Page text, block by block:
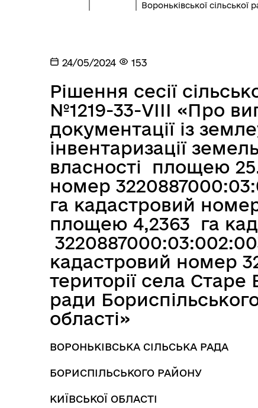
Вороньківської сільської
24/05/2024 153
Рішення сесії
№1219-33-VІІІ «Про
документації із
інвентаризації
власності площею
номер
га кадастровий
площею 4,2363 га
кадастровий номер
території села Старе
ради
області»
ВОРОНЬКІВСЬКА СІЛЬСЬКА РАДА
БОРИСПІЛЬСЬКОГО РАЙОНУ
КИЇВСЬКОЇ ОБЛАСТІ